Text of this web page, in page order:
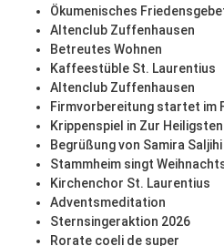
Ökumenisches
Altenclub Zuffenhausen
Betreutes Wohnen
Kaffeestüble St. Laurentius
Altenclub Zuffenhausen
Firmvorbereitung startet im
Krippenspiel in Zur
Begrüßung von Samira
Stammheim singt
Kirchenchor St. Laurentius
Adventsmeditation
Sternsingeraktion 2026
Rorate coeli de super